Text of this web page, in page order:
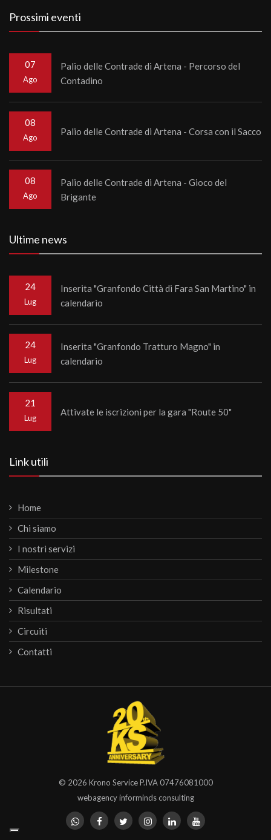
Prossimi eventi
07
Ago
Palio delle Contrade di Artena - Percorso del
Contadino
08
Ago
Palio delle Contrade di Artena - Corsa con il Sacco
08
Ago
Palio delle Contrade di Artena - Gioco del
Brigante
Ultime news
24
Lug
Inserita "Granfondo Città di Fara San Martino" in
calendario
24
Lug
Inserita "Granfondo Tratturo Magno" in
calendario
21
Lug
Attivate le iscrizioni per la gara "Route 50"
Link utili
Home
Chi siamo
I nostri servizi
Milestone
Calendario
Risultati
Circuiti
Contatti
© 2026 Krono ServiceP.IVA 07476081000
webagency informinds consulting